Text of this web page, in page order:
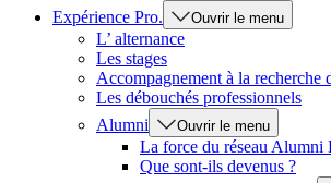
Expérience Pro.
Ouvrir le menu
L’ alternance
Les stages
Accompagnement à la recherche
Les débouchés professionnels
Alumni
Ouvrir le menu
La force du réseau Alumni
Que sont-ils devenus ?